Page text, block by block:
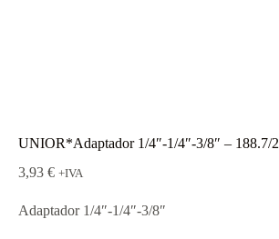
UNIOR*Adaptador 1/4″-1/4″-3/8″ – 188.7/2
3,93 € +IVA
Adaptador 1/4″-1/4″-3/8″